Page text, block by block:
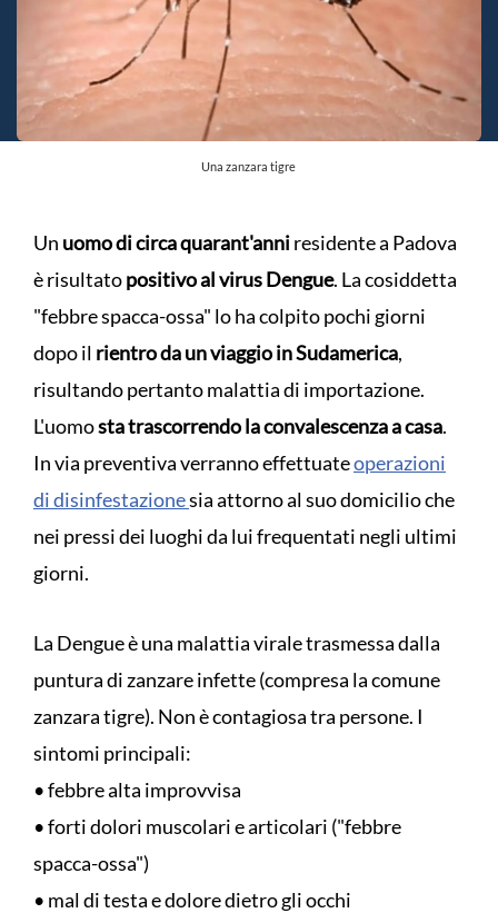
Una zanzara tigre
Un uomo di circa quarant'anniresidente a Padova
è risultatopositivo al virus Dengue. La cosiddetta
"febbre spacca-ossa" lo ha colpito pochi giorni
dopo il rientro da un viaggio in Sudamerica,
risultando pertanto malattia di importazione.
L'uomosta trascorrendo la convalescenza a casa.
In via preventiva verranno effettuateoperazioni
di disinfestazionesia attorno al suo domicilio che
nei pressi dei luoghi da lui frequentati negli ultimi
giorni.
La Dengue è una malattia virale trasmessa dalla
puntura di zanzare infette (compresa la comune
zanzara tigre). Non è contagiosa tra persone. I
sintomi principali:
• febbre alta improvvisa
• forti dolori muscolari e articolari ("febbre
spacca-ossa")
• mal di testa e dolore dietro gli occhi